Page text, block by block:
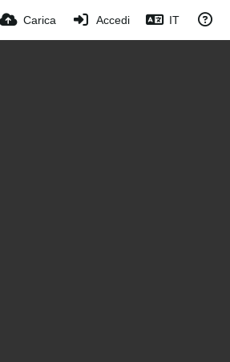
Carica Accedi IT